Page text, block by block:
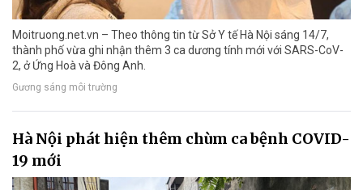
Moitruong.net.vn – Theo thông tin từ Sở Y tế Hà Nội sáng 14/7,
thành phố vừa ghi nhận thêm 3 ca dương tính mới với SARS-CoV-
2, ở Ứng Hoà và Đông Anh.
Gương sáng môi trường
Hà Nội phát hiện thêm chùm ca bệnh COVID-
19 mới